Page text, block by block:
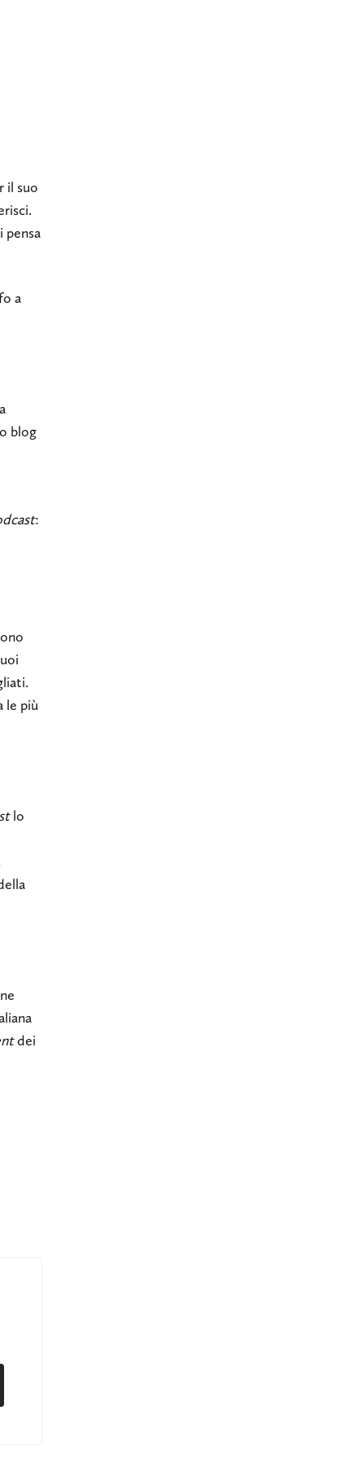
il suo
pensa
a
blog
:
le più
lo
dei